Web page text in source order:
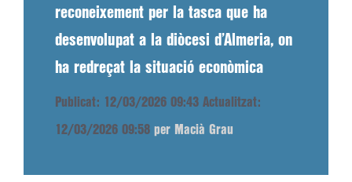
reconeixement per la tasca que ha
desenvolupat a la diòcesi d’Almeria, on
ha redreçat la situació econòmica
Publicat: 12/03/2026 09:43 Actualitzat:
12/03/2026 09:58 per Macià Grau